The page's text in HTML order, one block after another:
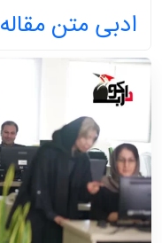
ادبی متن مقاله